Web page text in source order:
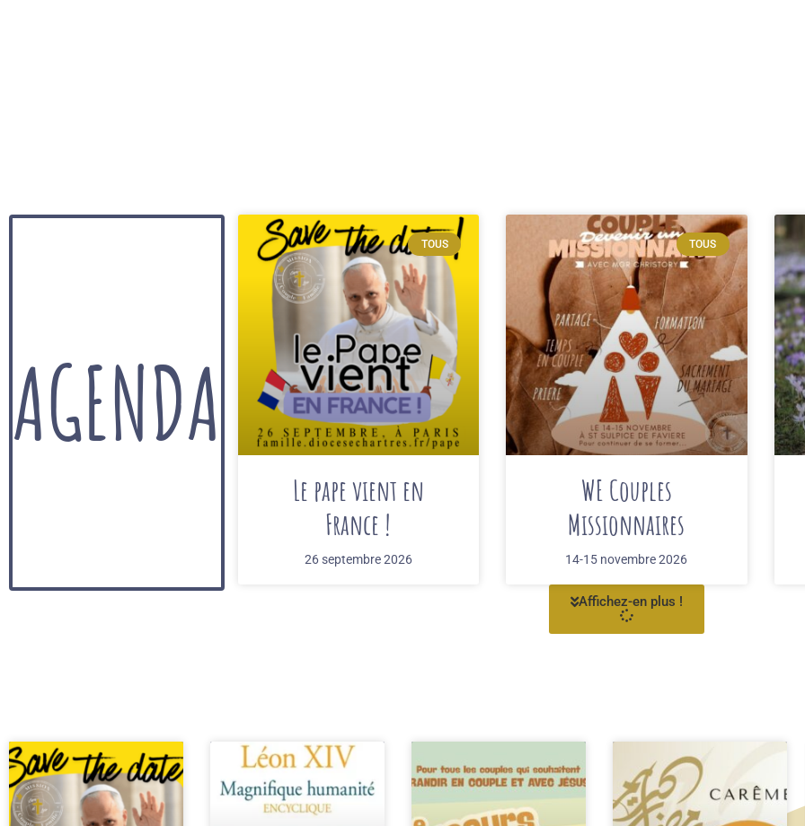
AGENDA
TOUS
Le pape vient en
France !
26 septembre 2026
TOUS
WE Couples
Missionnaires
14-15 novembre 2026
Affichez-en plus !